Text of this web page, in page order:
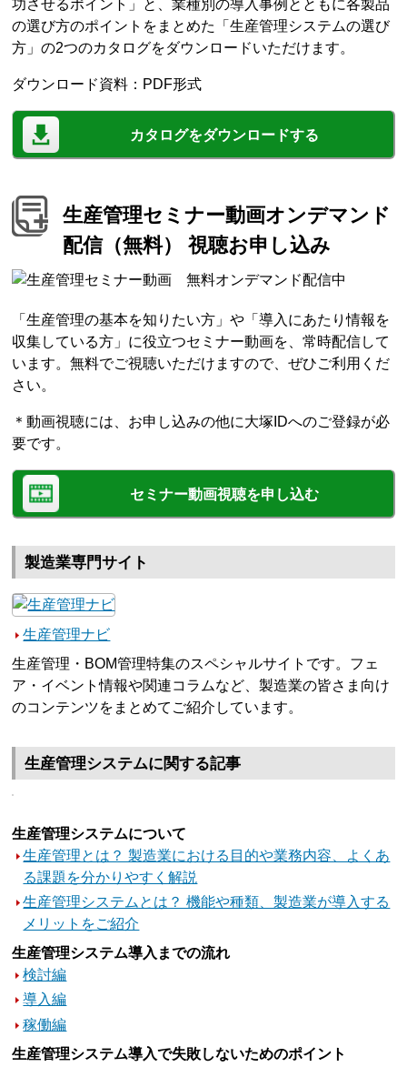
功させるポイント」と、業種別の導入事例とともに各製品
の選び方のポイントをまとめた「生産管理システムの選び
方」の2つのカタログをダウンロードいただけます。
ダウンロード資料：PDF形式
カタログをダウンロードする
生産管理セミナー動画オンデマンド
配信（無料） 視聴お申し込み
「生産管理の基本を知りたい方」や「導入にあたり情報を
収集している方」に役立つセミナー動画を、常時配信して
います。無料でご視聴いただけますので、ぜひご利用くだ
さい。
＊動画視聴には、お申し込みの他に大塚IDへのご登録が必
要です。
セミナー動画視聴を申し込む
製造業専門サイト
生産管理ナビ
生産管理・BOM管理特集のスペシャルサイトです。フェ
ア・イベント情報や関連コラムなど、製造業の皆さま向け
のコンテンツをまとめてご紹介しています。
生産管理システムに関する記事
生産管理システムについて
生産管理とは？ 製造業における目的や業務内容、よくあ
る課題を分かりやすく解説
生産管理システムとは？ 機能や種類、製造業が導入する
メリットをご紹介
生産管理システム導入までの流れ
検討編
導入編
稼働編
生産管理システム導入で失敗しないためのポイント